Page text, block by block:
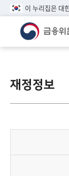
이 누리집은 대
린
이알
재정정보